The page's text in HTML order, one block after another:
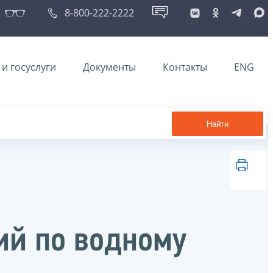
8-800-222-2222
госуслуги Документы Контакты ENG
Найти
по водному